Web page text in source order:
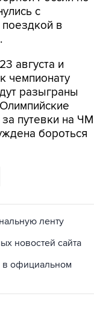
с
в
августа и
чемпионату
разыграны
путевки на ЧМ
бороться
ленту
новостей сайта
в официальном